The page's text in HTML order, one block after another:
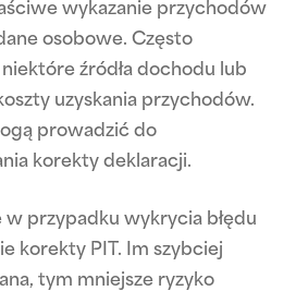
wykazanie przychodów
osobowe. Często
źródła dochodu lub
uzyskania przychodów.
prowadzić do
korekty deklaracji.
w przypadku wykrycia błędu
korekty PIT. Im szybciej
tym mniejsze ryzyko